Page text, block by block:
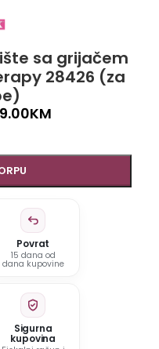
sa grijačem
28426 (za
KM
Povrat
15 dana od
dana kupovine
Sigurna
kupovina